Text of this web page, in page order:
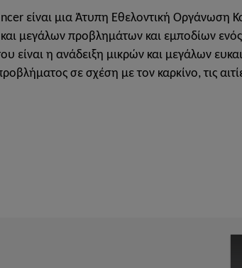
είναι μια Άτυπη Εθελοντική Οργάνωση
μεγάλων προβλημάτων και εμποδίων
είναι η ανάδειξη μικρών και μεγάλων
σε σχέση με τον καρκίνο, τις